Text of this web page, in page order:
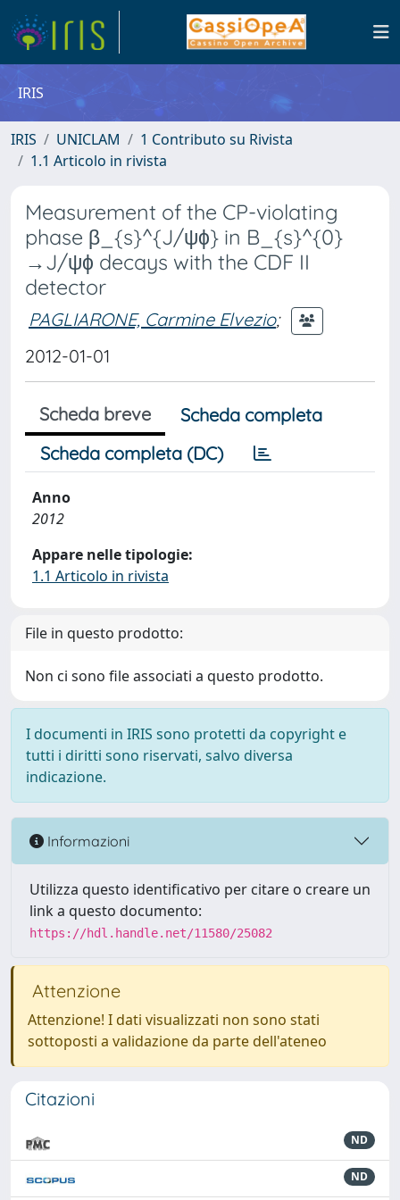
IRIS
IRIS UNICLAM
1 Contributo su Rivista
1.1 Articolo in rivista
Measurement of the CP-violating
phase β_{s}^{J/ψϕ} in B_{s}^{0}
→J/ψϕ decays with the CDF II
detector
PAGLIARONE, Carmine Elvezio;
2012-01-01
Scheda breve
Scheda completa
Scheda completa (DC)
Anno
2012
Appare nelle tipologie:
1.1 Articolo in rivista
File in questo prodotto:
Non ci sono file associati a questo prodotto.
I documenti in IRIS sono protetti da copyright e
tutti i diritti sono riservati, salvo diversa
indicazione.
Informazioni
Utilizza questo identificativo per citare o creare un
link a questo documento:
https://hdl.handle.net/11580/25082
Attenzione
Attenzione! I dati visualizzati non sono stati
sottoposti a validazione da parte dell'ateneo
Citazioni
ND
ND